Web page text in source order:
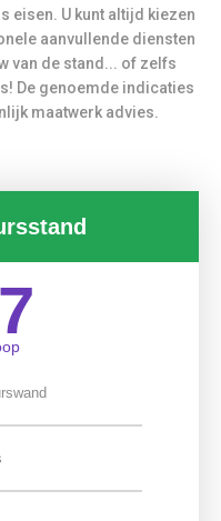
eisen. U kunt altijd kiezen
aanvullende diensten
van de stand... of zelfs
De genoemde indicaties
maatwerk advies.